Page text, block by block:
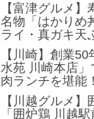
【富津グルメ
名物「はかりめ
ライ・真ガキ天
【川崎】創業
水苑 川崎本店
肉ランチを堪能！
【川越グルメ
「囲炉鶏 川越